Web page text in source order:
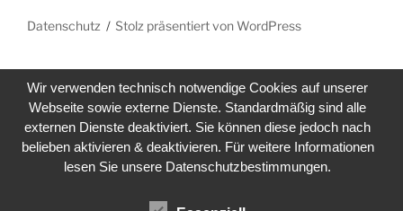
Datenschutz Stolz präsentiert von WordPress
Wir verwenden technisch notwendige Cookies auf unserer
Webseite sowie externe Dienste. Standardmäßig sind alle
externen Dienste deaktiviert. Sie können diese jedoch nach
belieben aktivieren & deaktivieren. Für weitere Informationen
lesen Sie unsere Datenschutzbestimmungen.